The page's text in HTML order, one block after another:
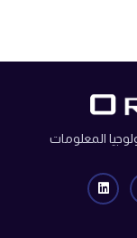
المعلومات